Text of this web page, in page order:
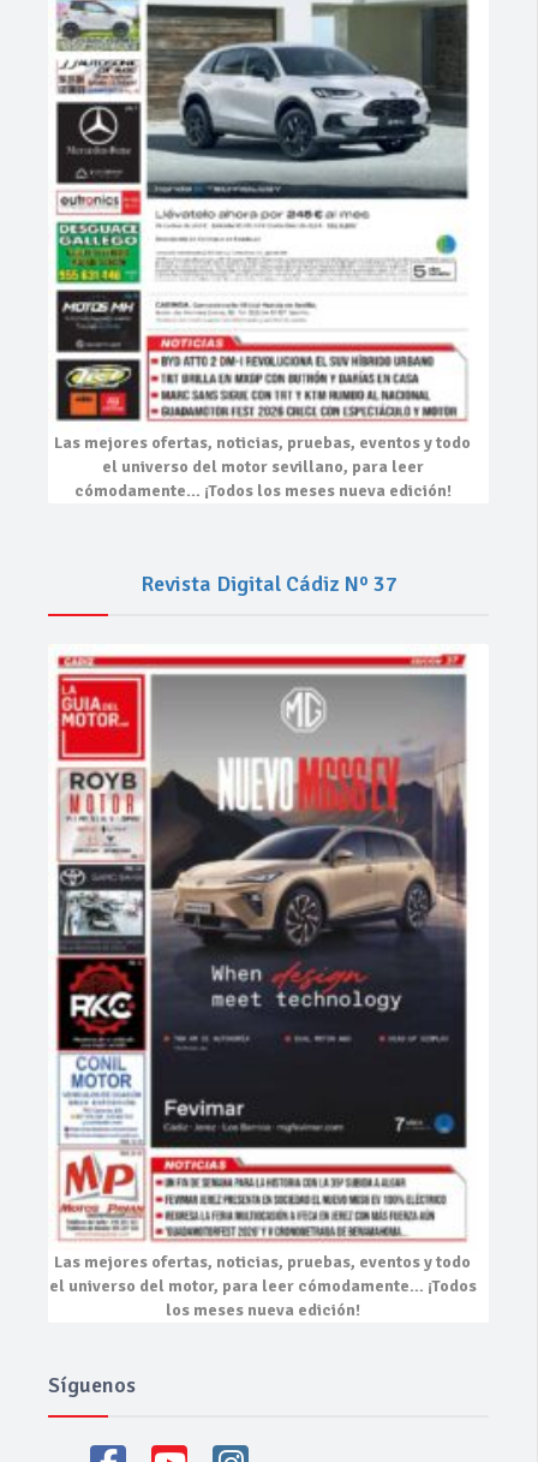
Las mejores ofertas, noticias, pruebas, eventosy todo
el universo del motor sevillano, para leer
cómodamente… ¡Todos los meses nueva edición!
Revista Digital Cádiz Nº 37
Las mejores ofertas, noticias, pruebas, eventosy todo
el universo del motor, para leer cómodamente… ¡Todos
los meses nueva edición!
Síguenos